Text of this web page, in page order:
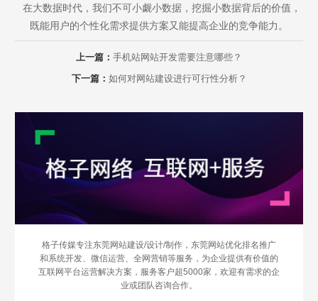
在大数据时代，我们不可小觑小数据，挖掘小数据背后的价值，
既能用户的个性化需求提供方案又能提高企业的竞争能力。
上一篇： 手机站网站开发需要注意哪些？
下一篇： 如何对网站建设进行可行性分析？
格子传媒专注东莞网站建设/设计/制作，东莞网站优化排名推广
和系统开发、微信运营、全网营销等服务，为企业提供有价值的
互联网平台运营解决方案，服务客户超5000家，欢迎有需求的企
业或团队咨询合作。